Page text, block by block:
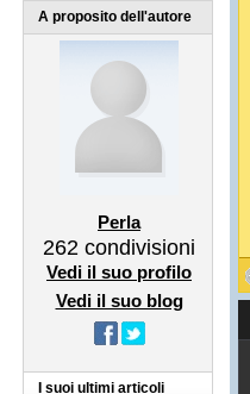
A proposito dell'autore
Perla
262 condivisioni
Vedi il suo profilo
Vedi il suo blog
I suoi ultimi articoli